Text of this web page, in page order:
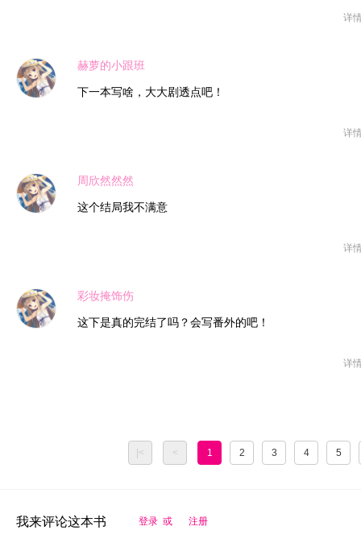
详
赫萝的小跟班
下一本写啥，大大剧透点吧！
详
周欣然然然
这个结局我不满意
详
彩妆掩饰伤
这下是真的完结了吗？会写番外的吧！
详
|< < 1 2 3 4 5
我来评论这本书 登录 或 注册